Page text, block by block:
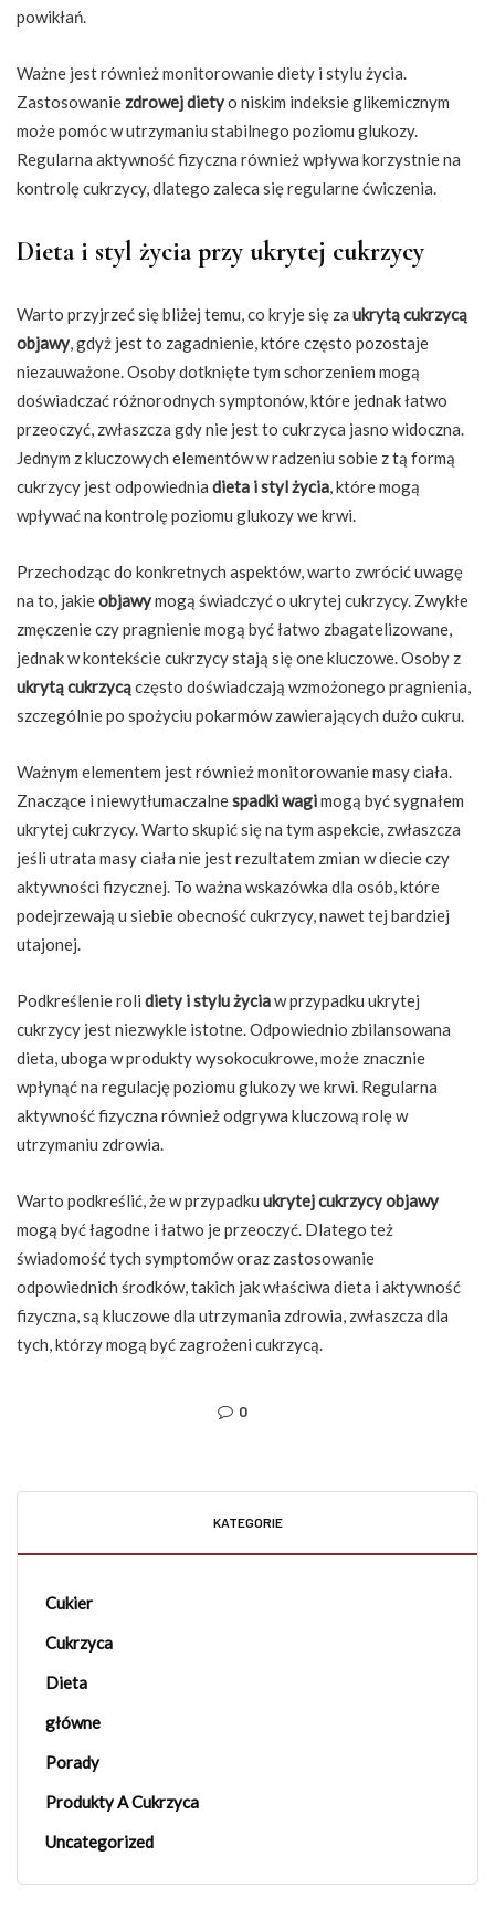
powikłań.
Ważne jest również monitorowanie diety i stylu życia.
Zastosowanie zdrowej dietyo niskim indeksie glikemicznym
może pomóc w utrzymaniu stabilnego poziomu glukozy.
Regularna aktywność fizyczna również wpływa korzystnie na
kontrolę cukrzycy, dlatego zaleca się regularne ćwiczenia.
Dieta i styl życia przy ukrytej cukrzycy
Warto przyjrzeć się bliżej temu, co kryje się za ukrytą cukrzycą
objawy, gdyż jest to zagadnienie, które często pozostaje
niezauważone. Osoby dotknięte tym schorzeniem mogą
doświadczać różnorodnych symptonów, które jednak łatwo
przeoczyć, zwłaszcza gdy nie jest to cukrzyca jasno widoczna.
Jednym z kluczowych elementów w radzeniu sobie z tą formą
cukrzycy jest odpowiednia dieta i styl życia, które mogą
wpływać na kontrolę poziomu glukozy we krwi.
Przechodząc do konkretnych aspektów, warto zwrócić uwagę
na to, jakieobjawymogą świadczyć o ukrytej cukrzycy. Zwykłe
zmęczenie czy pragnienie mogą być łatwo zbagatelizowane,
jednak w kontekście cukrzycy stają się one kluczowe. Osoby z
ukrytą cukrzycączęsto doświadczają wzmożonego pragnienia,
szczególnie po spożyciu pokarmów zawierających dużo cukru.
Ważnym elementem jest również monitorowanie masy ciała.
Znaczące i niewytłumaczalnespadki wagimogą być sygnałem
ukrytej cukrzycy. Warto skupić się na tym aspekcie, zwłaszcza
jeśli utrata masy ciała nie jest rezultatem zmian w diecie czy
aktywności fizycznej. To ważna wskazówka dla osób, które
podejrzewają u siebie obecność cukrzycy, nawet tej bardziej
utajonej.
Podkreślenie roli diety i stylu życiaw przypadku ukrytej
cukrzycy jest niezwykle istotne. Odpowiednio zbilansowana
dieta, uboga w produkty wysokocukrowe, może znacznie
wpłynąć na regulację poziomu glukozy we krwi. Regularna
aktywność fizyczna również odgrywa kluczową rolę w
utrzymaniu zdrowia.
Warto podkreślić, że w przypadku ukrytej cukrzycy objawy
mogą być łagodne i łatwo je przeoczyć. Dlatego też
świadomość tych symptomów oraz zastosowanie
odpowiednich środków, takich jak właściwa dieta i aktywność
fizyczna, są kluczowe dla utrzymania zdrowia, zwłaszcza dla
tych, którzy mogą być zagrożeni cukrzycą.
0
KATEGORIE
Cukier
Cukrzyca
Dieta
główne
Porady
Produkty A Cukrzyca
Uncategorized